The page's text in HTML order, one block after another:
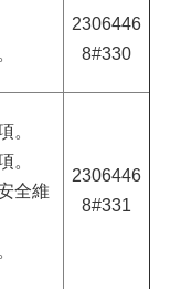
2306446
8#330
。
。
全維
2306446
8#331